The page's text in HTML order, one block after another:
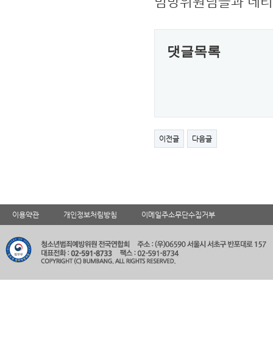
댓글목록
이전글 다음글
이용약관 개인정보처림방침 이메일주소무단수집거부